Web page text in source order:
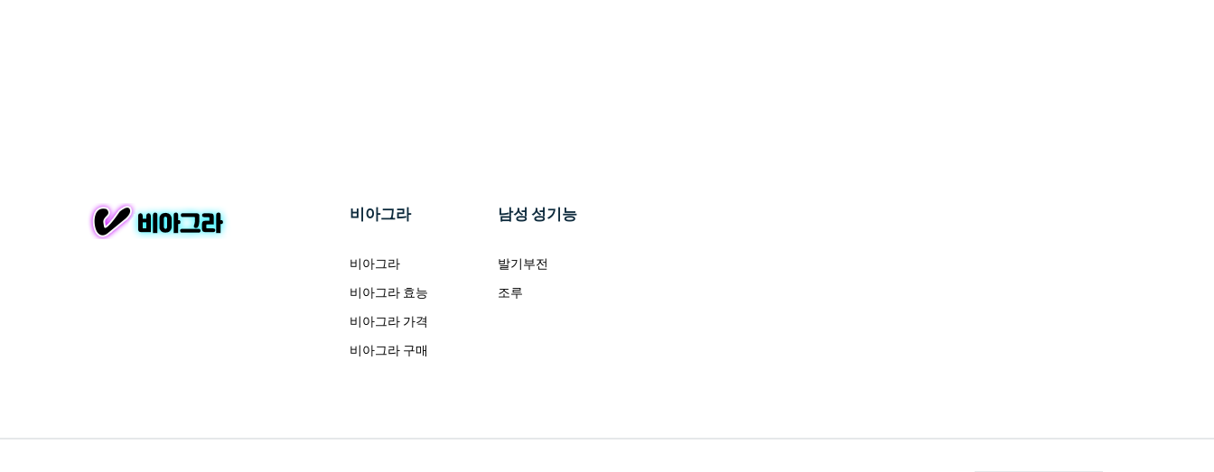
비아그라
비아그라
비아그라 효능
비아그라 가격
비아그라 구매
남성 성기능
발기부전
조루